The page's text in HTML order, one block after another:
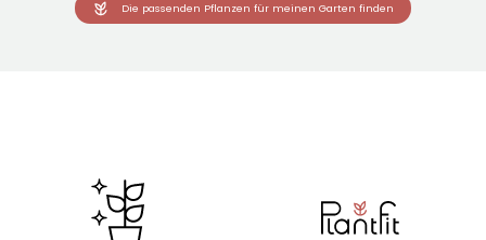
Die passenden Pflanzen für meinen Garten finden